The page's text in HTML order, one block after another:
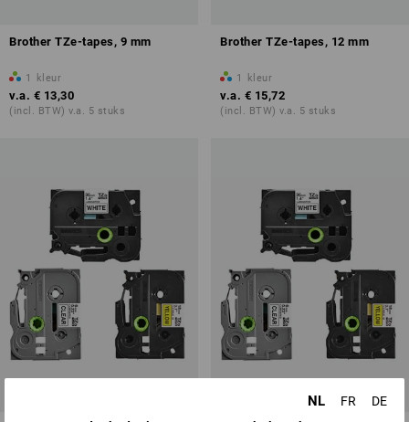
Brother TZe-tapes, 9 mm
1 kleur
v.a. € 13,30
(incl. BTW) v.a. 5 stuks
Brother TZe-tapes, 12 mm
1 kleur
v.a. € 15,72
(incl. BTW) v.a. 5 stuks
NL FR
DE